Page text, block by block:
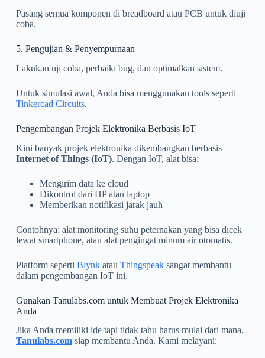
Pasang semua komponen di breadboard atau PCB untuk diuji
coba.
5. Pengujian & Penyempurnaan
Lakukan uji coba, perbaiki bug, dan optimalkan sistem.
Untuk simulasi awal, Anda bisa menggunakan tools seperti
Tinkercad Circuits.
Pengembangan Projek Elektronika Berbasis IoT
Kini banyak projek elektronika dikembangkan berbasis
Internet of Things (IoT). Dengan IoT, alat bisa:
Mengirim data ke cloud
Dikontrol dari HP atau laptop
Memberikan notifikasi jarak jauh
Contohnya: alat monitoring suhu peternakan yang bisa dicek
lewat smartphone, atau alat pengingat minum air otomatis.
Platform seperti Blynkatau Thingspeaksangat membantu
dalam pengembangan IoT ini.
Gunakan Tanulabs.com untuk Membuat Projek Elektronika
Anda
Jika Anda memiliki ide tapi tidak tahu harus mulai dari mana,
Tanulabs.comsiap membantu Anda. Kami melayani: